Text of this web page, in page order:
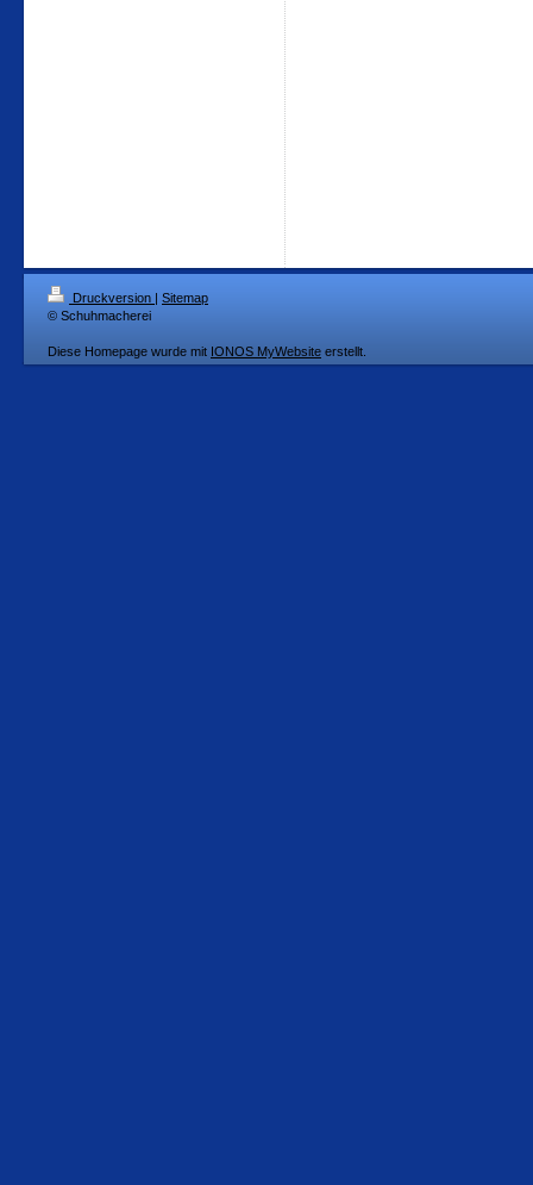
Druckversion | Sitemap
© Schuhmacherei
Diese Homepage wurde mit IONOS MyWebsite erstellt.